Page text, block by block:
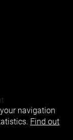
navigation
Find out